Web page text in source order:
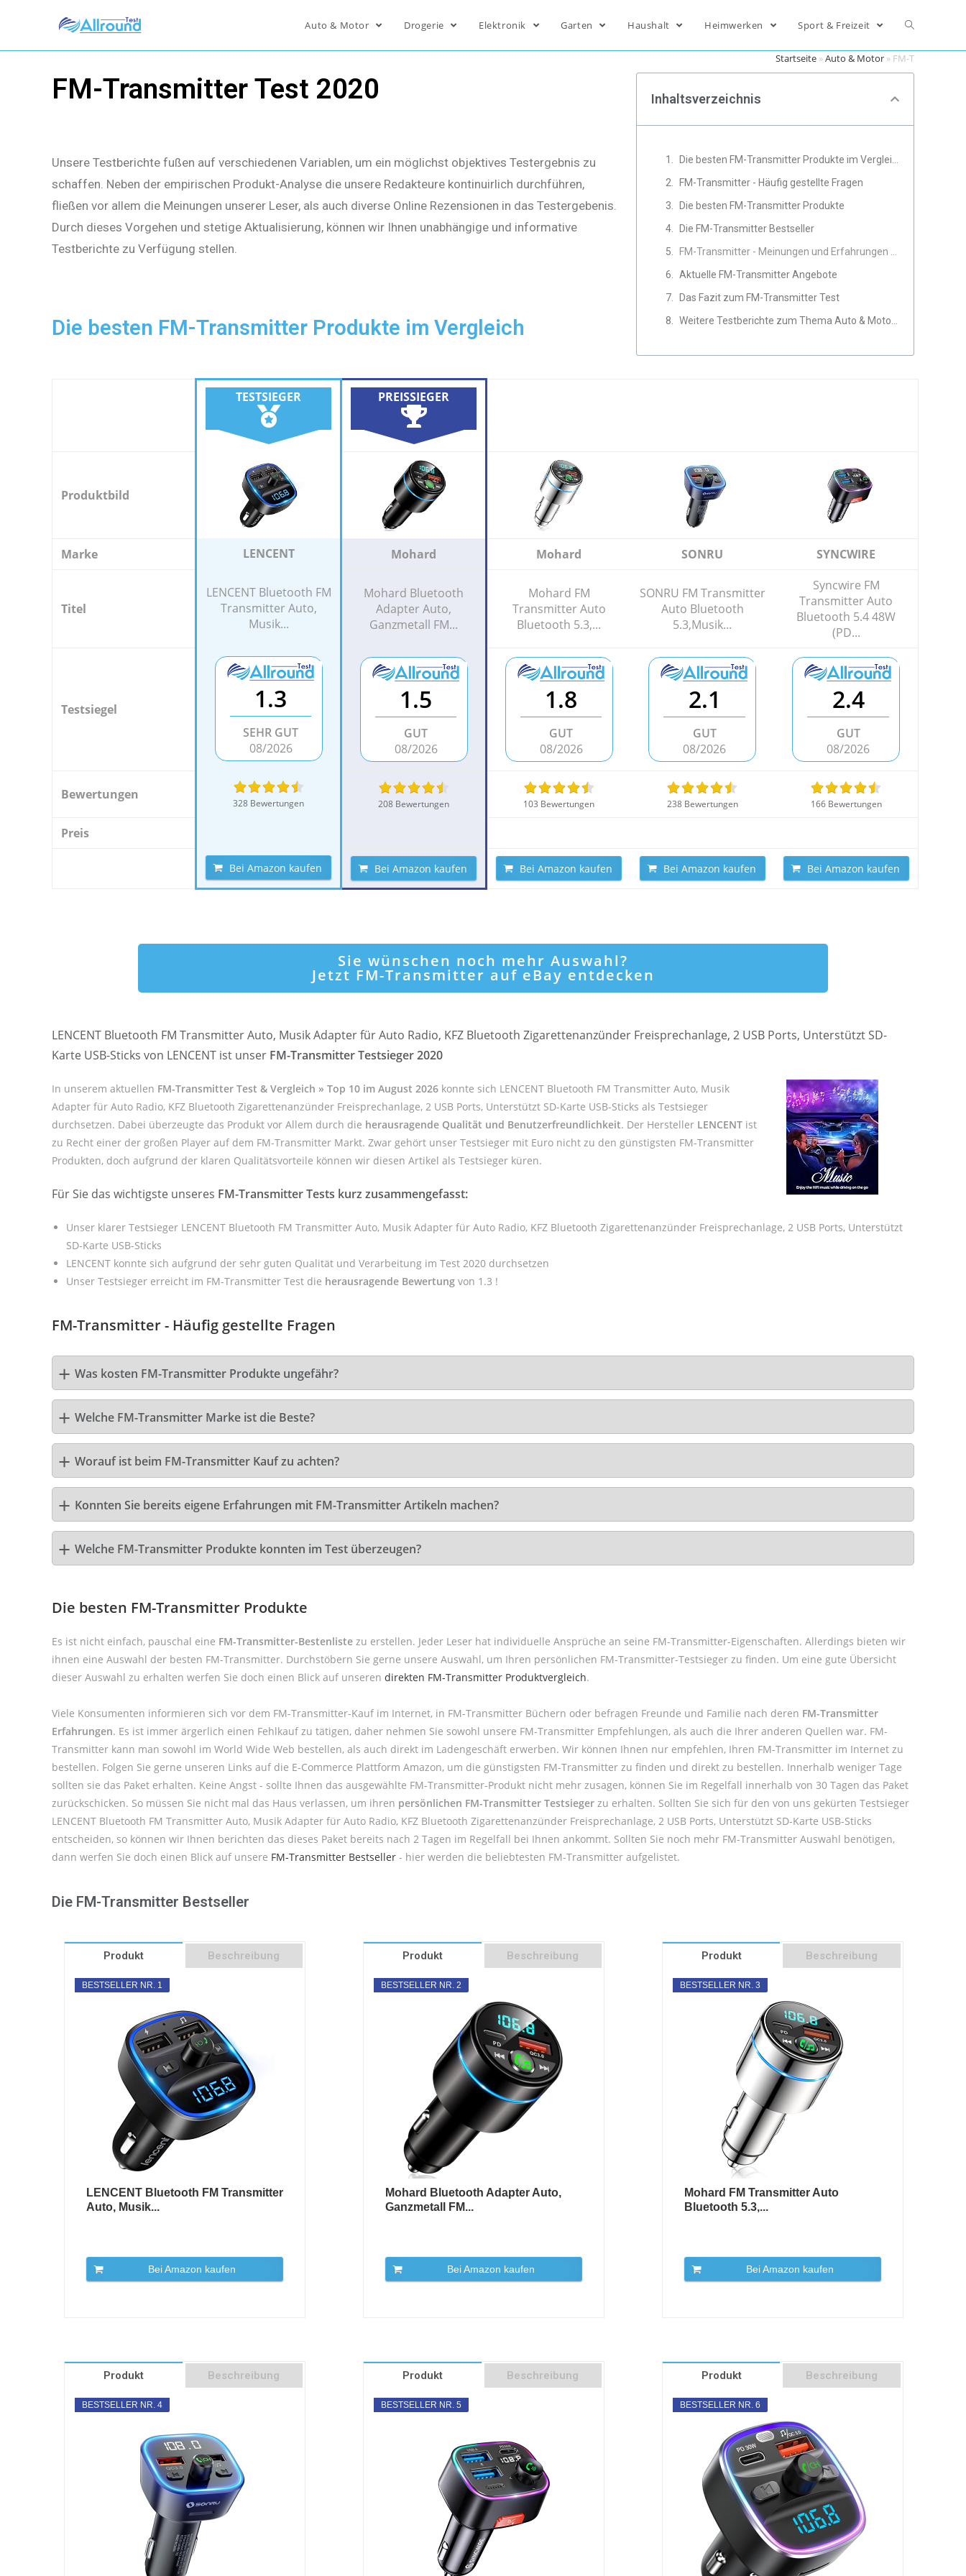
Auto & Motor Drogerie Elektronik Garten Haushalt Heimwerken Sport & Freizeit
FM-Transmitter Test 2020
Unsere Testberichte fußen auf verschiedenen Variablen, um ein möglichst objektives Testergebnis zu
schaffen. Neben der empirischen Produkt-Analyse die unsere Redakteure kontinuirlich durchführen,
fließen vor allem die Meinungen unserer Leser, als auch diverse Online Rezensionen in das Testergebenis.
Durch dieses Vorgehen und stetige Aktualisierung, können wir Ihnen unabhängige und informative
Testberichte zu Verfügung stellen.
Die besten FM-Transmitter Produkte im Vergleich
Startseite»Auto & Motor» FM-Transmitter
Inhaltsverzeichnis
FM-Transmitter - Häufig gestellte Fragen
Die besten FM-Transmitter Produkte
Die FM-Transmitter Bestseller
Aktuelle FM-Transmitter Angebote
Das Fazit zum FM-Transmitter Test
TESTSIEGER PREISSIEGER
Produktbild
Marke LENCENT Mohard Mohard SONRU SYNCWIRE
Titel
LENCENT Bluetooth FM
Transmitter Auto,
Musik...
Mohard Bluetooth
Adapter Auto,
Ganzmetall FM...
Mohard FM
Transmitter Auto
Bluetooth 5.3,...
SONRU FM Transmitter
Auto Bluetooth
5.3,Musik...
Syncwire FM
Transmitter Auto
Bluetooth 5.4 48W
(PD...
Testsiegel 1.3
SEHR GUT
08/2026
1.5
GUT
08/2026
1.8
GUT
08/2026
2.1
GUT
08/2026
2.4
GUT
08/2026
Bewertungen
328 Bewertungen 208 Bewertungen 103 Bewertungen 238 Bewertungen 166 Bewertungen
Preis
Bei Amazon kaufen Bei Amazon kaufen Bei Amazon kaufen Bei Amazon kaufen Bei Amazon kaufen
Sie wünschen noch mehr Auswahl?
Jetzt FM-Transmitter auf eBay entdecken
LENCENT Bluetooth FM Transmitter Auto, Musik Adapter für Auto Radio, KFZ Bluetooth Zigarettenanzünder Freisprechanlage, 2 USB Ports, Unterstützt SD-
Karte USB-Sticks von LENCENT ist unser FM-Transmitter Testsieger 2020
In unserem aktuellen FM-Transmitter Test & Vergleich » Top 10 im August 2026 konnte sich LENCENT Bluetooth FM Transmitter Auto, Musik
Adapter für Auto Radio, KFZ Bluetooth Zigarettenanzünder Freisprechanlage, 2 USB Ports, Unterstützt SD-Karte USB-Sticks als Testsieger
durchsetzen. Dabei überzeugte das Produkt vor Allem durch die herausragende Qualität und Benutzerfreundlichkeit. Der Hersteller LENCENT ist
zu Recht einer der großen Player auf dem FM-Transmitter Markt. Zwar gehört unser Testsieger mit Euro nicht zu den günstigsten FM-Transmitter
Produkten, doch aufgrund der klaren Qualitätsvorteile können wir diesen Artikel als Testsieger küren.
Für Sie das wichtigste unseres FM-Transmitter Tests kurz zusammengefasst:
Unser klarer Testsieger LENCENT Bluetooth FM Transmitter Auto, Musik Adapter für Auto Radio, KFZ Bluetooth Zigarettenanzünder Freisprechanlage, 2 USB Ports, Unterstützt
SD-Karte USB-Sticks
LENCENT konnte sich aufgrund der sehr guten Qualität und Verarbeitung im Test 2020 durchsetzen
Unser Testsieger erreicht im FM-Transmitter Test die herausragende Bewertung von 1.3 !
FM-Transmitter - Häufig gestellte Fragen
Was kosten FM-Transmitter Produkte ungefähr?
Welche FM-Transmitter Marke ist die Beste?
Worauf ist beim FM-Transmitter Kauf zu achten?
Konnten Sie bereits eigene Erfahrungen mit FM-Transmitter Artikeln machen?
Welche FM-Transmitter Produkte konnten im Test überzeugen?
Die besten FM-Transmitter Produkte
Es ist nicht einfach, pauschal eine FM-Transmitter-Bestenliste zu erstellen. Jeder Leser hat individuelle Ansprüche an seine FM-Transmitter-Eigenschaften. Allerdings bieten wir
ihnen eine Auswahl der besten FM-Transmitter. Durchstöbern Sie gerne unsere Auswahl, um Ihren persönlichen FM-Transmitter-Testsieger zu finden. Um eine gute Übersicht
dieser Auswahl zu erhalten werfen Sie doch einen Blick auf unseren direkten FM-Transmitter Produktvergleich.
Viele Konsumenten informieren sich vor dem FM-Transmitter-Kauf im Internet, in FM-Transmitter Büchern oder befragen Freunde und Familie nach deren FM-Transmitter
Erfahrungen. Es ist immer ärgerlich einen Fehlkauf zu tätigen, daher nehmen Sie sowohl unsere FM-Transmitter Empfehlungen, als auch die Ihrer anderen Quellen war. FM-
Transmitter kann man sowohl im World Wide Web bestellen, als auch direkt im Ladengeschäft erwerben. Wir können Ihnen nur empfehlen, Ihren FM-Transmitter im Internet zu
bestellen. Folgen Sie gerne unseren Links auf die E-Commerce Plattform Amazon, um die günstigsten FM-Transmitter zu finden und direkt zu bestellen. Innerhalb weniger Tage
sollten sie das Paket erhalten. Keine Angst - sollte Ihnen das ausgewählte FM-Transmitter-Produkt nicht mehr zusagen, können Sie im Regelfall innerhalb von 30 Tagen das Paket
zurückschicken. So müssen Sie nicht mal das Haus verlassen, um ihren persönlichen FM-Transmitter Testsieger zu erhalten. Sollten Sie sich für den von uns gekürten Testsieger
LENCENT Bluetooth FM Transmitter Auto, Musik Adapter für Auto Radio, KFZ Bluetooth Zigarettenanzünder Freisprechanlage, 2 USB Ports, Unterstützt SD-Karte USB-Sticks
entscheiden, so können wir Ihnen berichten das dieses Paket bereits nach 2 Tagen im Regelfall bei Ihnen ankommt. Sollten Sie noch mehr FM-Transmitter Auswahl benötigen,
dann werfen Sie doch einen Blick auf unsere FM-Transmitter Bestseller - hier werden die beliebtesten FM-Transmitter aufgelistet.
Die FM-Transmitter Bestseller
Produkt Beschreibung
BESTSELLER NR. 1
LENCENT Bluetooth FM Transmitter
Auto, Musik...
Bei Amazon kaufen
Produkt Beschreibung
BESTSELLER NR. 2
Mohard Bluetooth Adapter Auto,
Ganzmetall FM...
Bei Amazon kaufen
Produkt Beschreibung
BESTSELLER NR. 3
Mohard FM Transmitter Auto
Bluetooth 5.3,...
Bei Amazon kaufen
Produkt Beschreibung
BESTSELLER NR. 4
Produkt Beschreibung
BESTSELLER NR. 5
Produkt Beschreibung
BESTSELLER NR. 6